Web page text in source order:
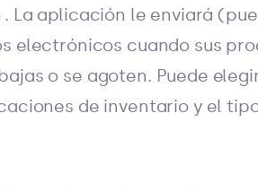
. La aplicación le enviará
electrónicos cuando sus
o se agoten. Puede
de inventario y el